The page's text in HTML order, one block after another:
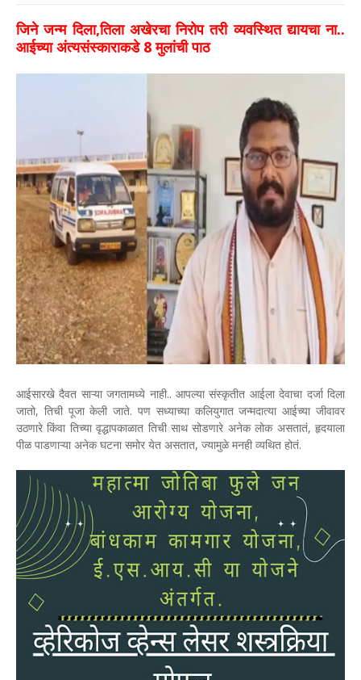
जिने जन्म दिला,तिला अखेरचा निरोप तरी व्यवस्थित द्यायचा ना..
आईच्या अंत्यसंस्काराकडे 8 मुलांची पाठ
आईसारखे दैवत साऱ्या जगतामध्ये नाही.. आपल्या संस्कृतीत आईला देवाचा दर्जा दिला
जातो, तिची पूजा केली जाते. पण सध्याच्या कलियुगात जन्मदात्या आईच्या जीवावर
उठणारे किंवा तिच्या वृद्धापकाळात तिची साथ सोडणारे अनेक लोक असतातं, हृदयाला
पीळ पाडणाऱ्या अनेक घटना समोर येत असतात, ज्यामुळे मनही व्यथित होतं.